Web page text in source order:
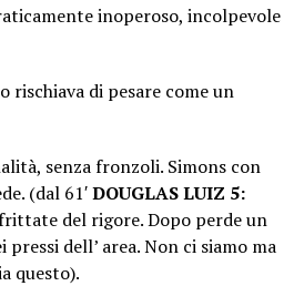
inoperoso, incolpevole
rischiava di pesare come un
senza fronzoli. Simons con
(dal 61′DOUGLAS LUIZ 5:
del rigore. Dopo perde un
dell’ area. Non ci siamo ma
questo).